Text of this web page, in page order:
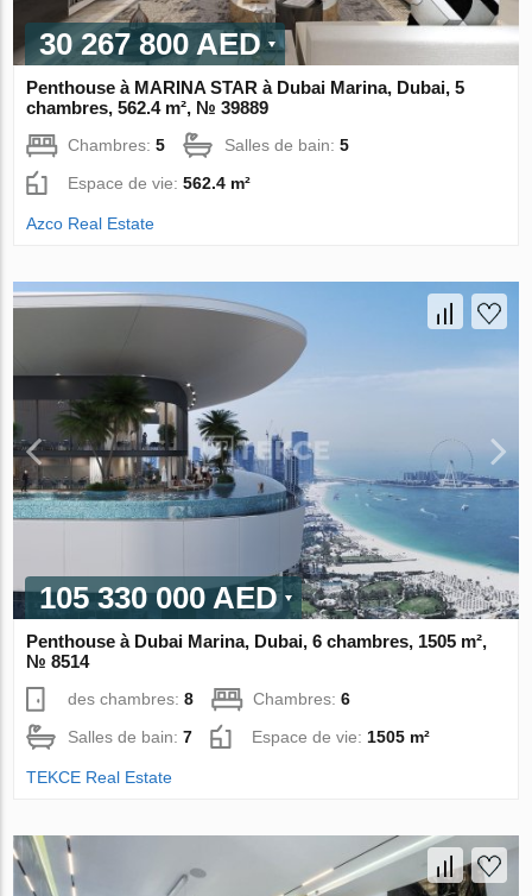
30 267 800 AED
Penthouse à MARINA STAR à Dubai Marina, Dubai, 5
chambres, 562.4 m², № 39889
Chambres:5 Salles de bain:5
Espace de vie:562.4 m²
Azco Real Estate
105 330 000 AED
Penthouse à Dubai Marina, Dubai, 6 chambres, 1505 m²,
№ 8514
des chambres:8 Chambres:6
Salles de bain:7 Espace de vie: 1505 m²
TEKCE Real Estate